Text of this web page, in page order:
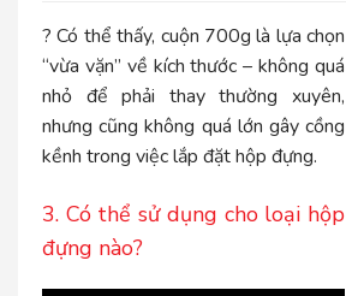
? Có thể thấy, cuộn 700g là lựa chọn
“vừa vặn” về kích thước – không quá
nhỏ để phải thay thường xuyên,
nhưng cũng không quá lớn gây cồng
kềnh trong việc lắp đặt hộp đựng.
3. Có thể sử dụng cho loại hộp
đựng nào?